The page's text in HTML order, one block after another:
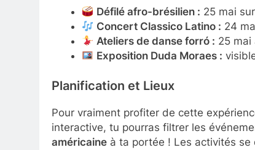
Défilé afro-brésilien : 25 mai
Concert Classico Latino : 24
Ateliers de danse forró : 25 mai
Exposition Duda Moraes :
Planification et Lieux
Pour vraiment profiter de cette
interactive, tu pourras filtrer les
américaine à ta portée ! Les activités